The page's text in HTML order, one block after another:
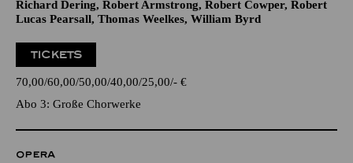
Richard Dering, Robert Armstrong, Robert Cowper, Robert
Lucas Pearsall, Thomas Weelkes, William Byrd
TICKETS
70,00 60,00 50,00 40,00 25,00 - €
Abo 3: Große Chorwerke
OPERA